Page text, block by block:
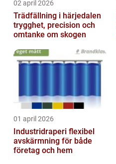
02 april 2026
Trädfällning i härjedalen
trygghet, precision och
omtanke om skogen
01 april 2026
Industridraperi flexibel
avskärmning för både
företag och hem